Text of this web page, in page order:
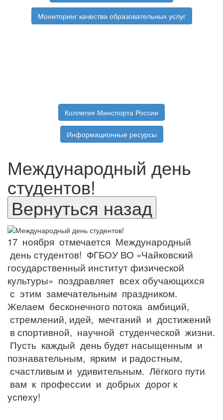
Мониторинг качества образовательных услуг
Коллегия Минспорта России
Информационные ресурсы
Международный день
студентов!
17 ноября отмечается Международный
день студентов! ФГБОУ ВО «Чайковский
государственный институт физической
культуры» поздравляет всех обучающихся
с этим замечательным праздником.
Желаем бесконечного потока амбиций,
стремлений, идей, мечтаний и достижений
в спортивной, научной студенческой жизни.
Пусть каждый день будет насыщенным и
познавательным, ярким и радостным,
счастливым и удивительным. Лёгкого пути
вам к профессии и добрых дорог к
успеху!